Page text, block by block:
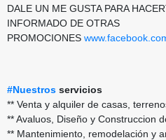
DALE UN ME GUSTA PARA
INFORMADO DE OTRAS
PROMOCIONES
#Nuestros servicios
** Venta y alquiler de casas,
** Avaluos, Diseño y Construccion
** Mantenimiento, remodelación y